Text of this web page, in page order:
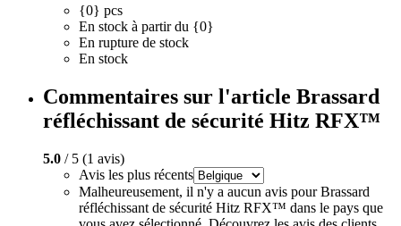
{0} pcs
En stock à partir du {0}
En rupture de stock
En stock
Commentaires sur l'article Brassard
réfléchissant de sécurité Hitz RFX™
5.0 / 5 (1 avis)
Avis les plus récents
Malheureusement, il n'y a aucun avis pour Brassard
réfléchissant de sécurité Hitz RFX™ dans le pays que